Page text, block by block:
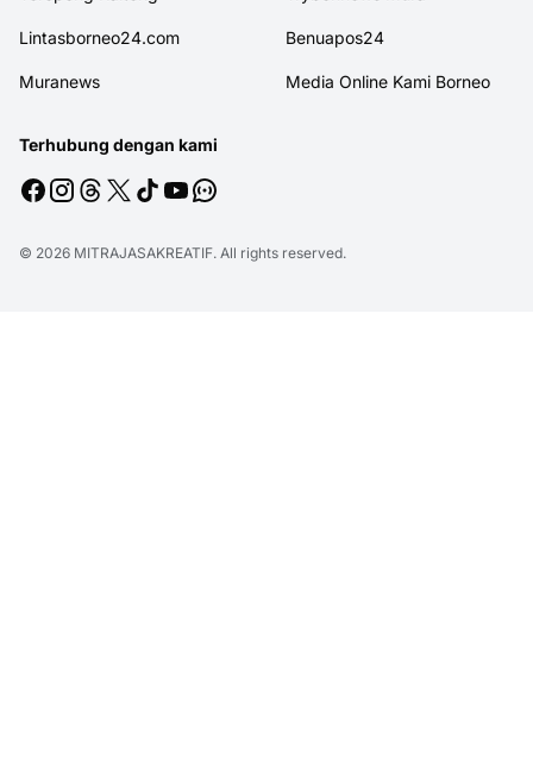
Lintasborneo24.com Benuapos24
Muranews Media Online Kami Borneo
Terhubung dengan kami
© 2026 MITRAJASAKREATIF. All rights reserved.